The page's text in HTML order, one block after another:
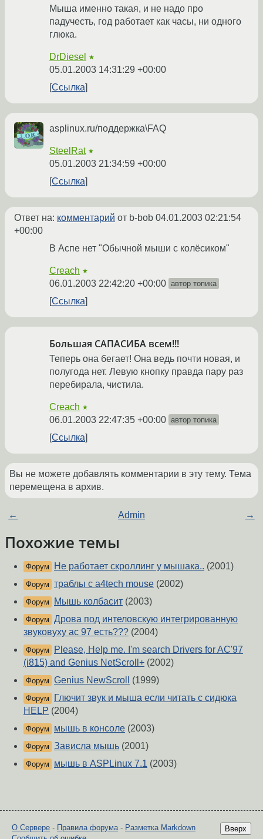
Мыша именно такая, и не надо про
падучесть, год работает как часы, ни одного
глюка.
DrDiesel ★
05.01.2003 14:31:29 +00:00
Ссылка
asplinux.ru/поддержка\FAQ
SteelRat ★
05.01.2003 21:34:59 +00:00
Ссылка
Ответ на: комментарий от b-bob 04.01.2003 02:21:54
+00:00
В Аспе нет "Обычной мыши с колёсиком"
Creach ★
06.01.2003 22:42:20 +00:00 автор топика
Ссылка
Большая САПАСИБА всем!!!
Теперь она бегает! Она ведь почти новая, и
полугода нет. Левую кнопку правда пару раз
перебирала, чистила.
Creach ★
06.01.2003 22:47:35 +00:00 автор топика
Ссылка
Вы не можете добавлять комментарии в эту тему. Тема
перемещена в архив.
← Admin →
Похожие темы
Форум Не работает скроллинг у мышака.. (2001)
Форум траблы с a4tech mouse (2002)
Форум Мышь колбасит (2003)
Форум Дрова под интеловскую интегрированную
звуковуху ac 97 есть??? (2004)
Форум
Please, Help me. I'm search Drivers for AC'97
(i815) and Genius NetScroll+ (2002)
Форум Genius NewScroll (1999)
Форум
Глючит звук и мыша если читать с сидюка
HELP (2004)
Форум мышь в консоле (2003)
Форум Зависла мышь (2001)
Форум мышь в ASPLinux 7.1 (2003)
Вверх
О Сервере - Правила форума - Разметка Markdown